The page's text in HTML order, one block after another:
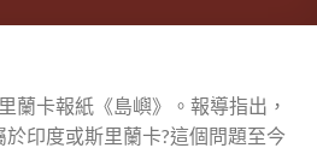
蘭卡報紙《島嶼》。報導指出，
印度或斯里蘭卡?這個問題至今